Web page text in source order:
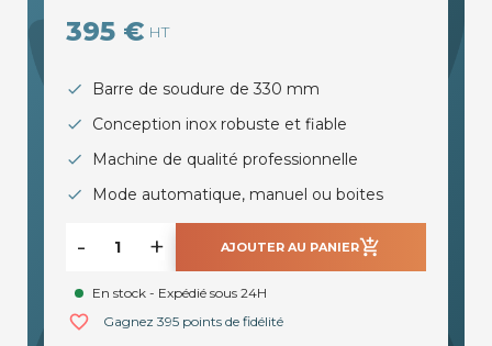
395 € HT
Barre de soudure de 330 mm
Conception inox robuste et fiable
Machine de qualité professionnelle
Mode automatique, manuel ou boites
- + AJOUTER AU PANIERadd_shopping_cart
En stock - Expédié sous 24H
favorite_border Gagnez 395 points de fidélité